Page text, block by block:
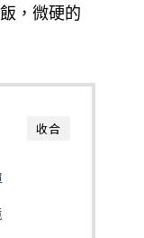
，微硬的
收合